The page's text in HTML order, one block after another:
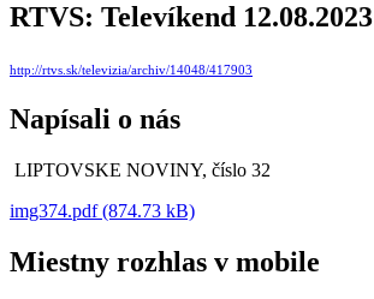
RTVS: Televíkend 12.08.2023
http://rtvs.sk/televizia/archiv/14048/417903
Napísali o nás
LIPTOVSKE NOVINY, číslo 32
img374.pdf (874.73 kB)
Miestny rozhlas v mobile